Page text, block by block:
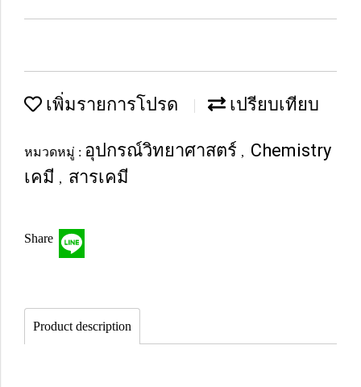
เพิ่มรายการโปรด เปรียบเทียบ
หมวดหมู่ : อุปกรณ์วิทยาศาสตร์ , Chemistry
เคมี , สารเคมี
Share
Product description